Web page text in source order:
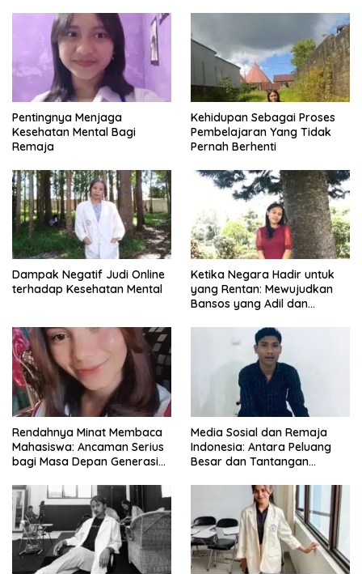
Pentingnya Menjaga
Kesehatan Mental Bagi
Remaja
Kehidupan Sebagai Proses
Pembelajaran Yang Tidak
Pernah Berhenti
Dampak Negatif Judi Online
terhadap Kesehatan Mental
Ketika Negara Hadir untuk
yang Rentan: Mewujudkan
Bansos yang Adil dan
Rendahnya Minat Membaca
Mahasiswa: Ancaman Serius
bagi Masa Depan Generasi
Media Sosial dan Remaja
Indonesia: Antara Peluang
Besar dan Tantangan